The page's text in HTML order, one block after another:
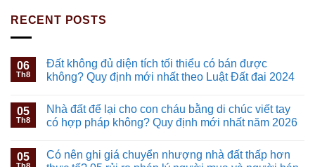
RECENT POSTS
06
Th8
Đất không đủ diện tích tối thiểu có bán được
không? Quy định mới nhất theo Luật Đất đai 2024
05
Th8
Nhà đất để lại cho con cháu bằng di chúc viết tay
có hợp pháp không? Quy định mới nhất năm 2026
05
Có nên ghi giá chuyển nhượng nhà đất thấp hơn